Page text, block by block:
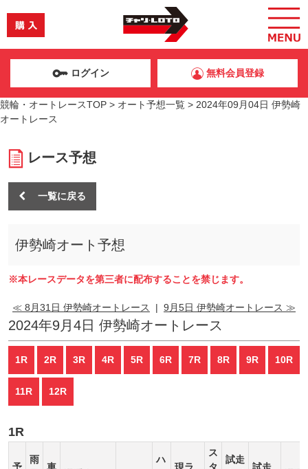
ログイン 無料会員登録
競輪・オートレースTOP > オート予想一覧 > 2024年09月04日 伊勢崎
オートレース
レース予想
一覧に戻る
伊勢崎オート予想
※本レースデータを第三者に配布することを禁じます。
≪ 8月31日 伊勢崎オートレース | 9月5日 伊勢崎オートレース ≫
2024年9月4日 伊勢崎オートレース
1R 2R 3R 4R 5R 6R 7R 8R 9R 10R
11R 12R
1R
予
雨
車
ハ
現ラ
ス
タ
試走
試走